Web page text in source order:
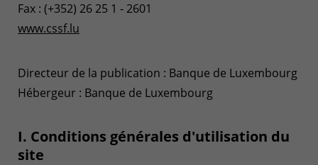
Fax : (+352) 26 25 1 - 2601
www.cssf.lu
Directeur de la publication : Banque de Luxembourg
Hébergeur : Banque de Luxembourg
I. Conditions générales d'utilisation du
site